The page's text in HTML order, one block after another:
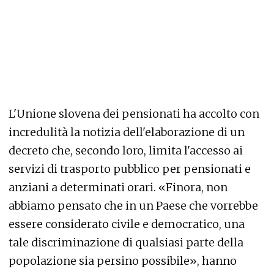
L'Unione slovena dei pensionati ha accolto con
incredulità la notizia dell'elaborazione di un
decreto che, secondo loro, limita l'accesso ai
servizi di trasporto pubblico per pensionati e
anziani a determinati orari. «Finora, non
abbiamo pensato che in un Paese che vorrebbe
essere considerato civile e democratico, una
tale discriminazione di qualsiasi parte della
popolazione sia persino possibile», hanno